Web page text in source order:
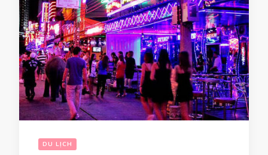
DU LỊCH